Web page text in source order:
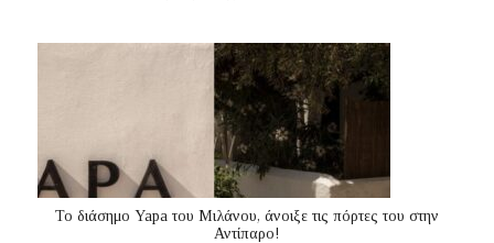
Το διάσημο Yapa του Μιλάνου, άνοιξε τις πόρτες του στην
Αντίπαρο!